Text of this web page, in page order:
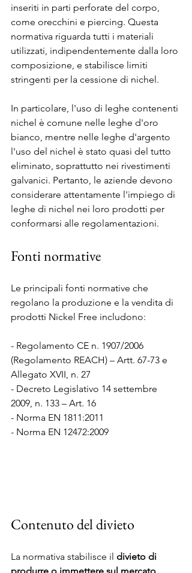
inseriti in parti perforate del corpo,
come orecchini e piercing. Questa
normativa riguarda tutti i materiali
utilizzati, indipendentemente dalla loro
composizione, e stabilisce limiti
stringenti per la cessione di nichel.
In particolare, l'uso di leghe contenenti
nichel è comune nelle leghe d'oro
bianco, mentre nelle leghe d'argento
l'uso del nichel è stato quasi del tutto
eliminato, soprattutto nei rivestimenti
galvanici. Pertanto, le aziende devono
considerare attentamente l'impiego di
leghe di nichel nei loro prodotti per
conformarsi alle regolamentazioni.
Fonti normative
Le principali fonti normative che
regolano la produzione e la vendita di
prodotti Nickel Free includono:
- Regolamento CE n. 1907/2006
(Regolamento REACH) – Artt. 67-73 e
Allegato XVII, n. 27
- Decreto Legislativo 14 settembre
2009, n. 133 – Art. 16
- Norma EN 1811:2011
- Norma EN 12472:2009
Contenuto del divieto
La normativa stabilisce il divieto di